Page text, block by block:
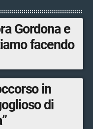
Gordona e
facendo
in
di